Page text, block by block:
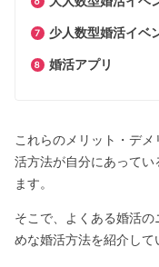
少人数型婚活イベ
婚活アプリ
これらのメリット・デ
活方法が自分にあって
ます。
そこで、よくある婚活
めな婚活方法を紹介して